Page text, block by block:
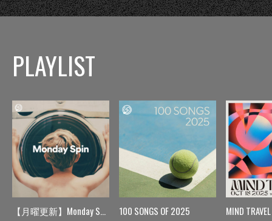
PLAYLIST
【月曜更新】Monday Spin 100 SONGS OF 2025 MIND TRAVEL